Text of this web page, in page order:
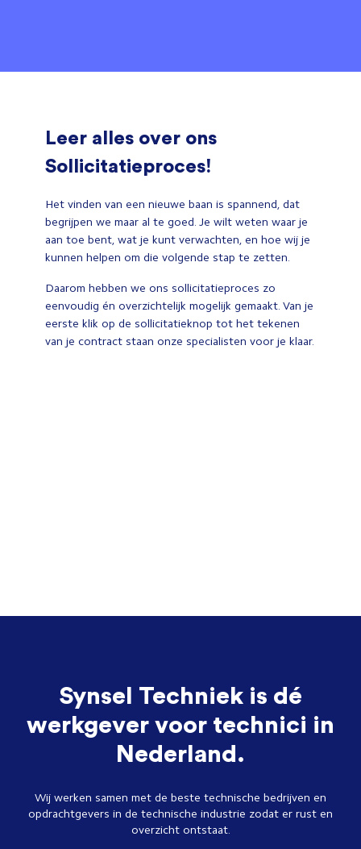
Leer alles over ons
Sollicitatieproces!
Het vinden van een nieuwe baan is spannend, dat
begrijpen we maar al te goed. Je wilt weten waar je
aan toe bent, wat je kunt verwachten, en hoe wij je
kunnen helpen om die volgende stap te zetten.
Daarom hebben we ons sollicitatieproces zo
eenvoudig én overzichtelijk mogelijk gemaakt. Van je
eerste klik op de sollicitatieknop tot het tekenen
van je contract staan onze specialisten voor je klaar.
Synsel Techniek is dé
werkgever voor technici in
Nederland.
Wij werken samen met de beste technische bedrijven en
opdrachtgevers in de technische industrie zodat er rust en
overzicht ontstaat.